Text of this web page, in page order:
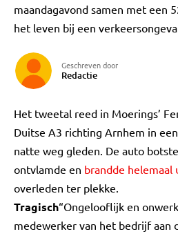
maandagavond samen met een
het leven bij een
Geschreven door
Redactie
Het tweetal reed in Moerings’
Duitse A3 richting Arnhem in
natte weg gleden. De auto
ontvlamde en brandde helemaal
overleden ter plekke.
Tragisch“Ongelooflijk en
medewerker van het bedrijf aan